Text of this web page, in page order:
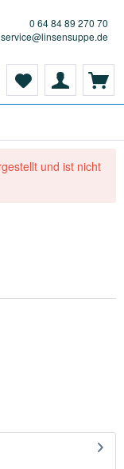
0 64 84 89 270 70
service@linsensuppe.de
und ist nicht